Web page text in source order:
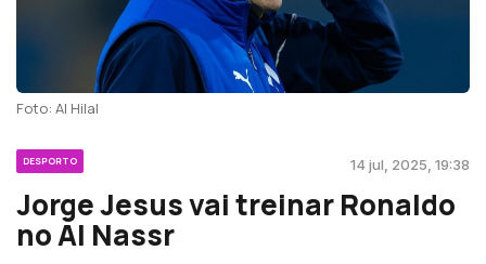
Foto: Al Hilal
DESPORTO 14 jul, 2025, 19:38
Jorge Jesus vai treinar Ronaldo
no Al Nassr